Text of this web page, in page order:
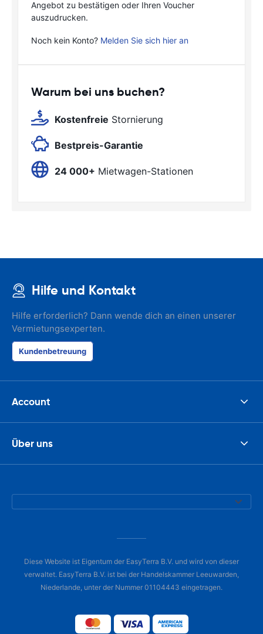
Angebot zu bestätigen oder Ihren Voucher
auszudrucken.
Noch kein Konto? Melden Sie sich hier an
Warum bei uns buchen?
Kostenfreie Stornierung
Bestpreis-Garantie
24 000+ Mietwagen-Stationen
Hilfe und Kontakt
Hilfe erforderlich? Dann wende dich an einen unserer
Vermietungsexperten.
Kundenbetreuung
Account
Über uns
Diese Website ist Eigentum der EasyTerra B.V. und wird von dieser
verwaltet. EasyTerra B.V. ist bei der Handelskammer Leeuwarden,
Niederlande, unter der Nummer 01104443 eingetragen.